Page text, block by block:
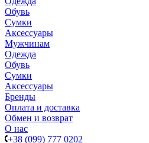
Обувь
Сумки
Аксессуары
Мужчинам
Одежда
Обувь
Сумки
Аксессуары
Бренды
Оплата и доставка
Обмен и возврат
О нас
+38 (099) 777 0202